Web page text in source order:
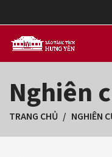
Nghiên
TRANG CHỦ NGHIÊN